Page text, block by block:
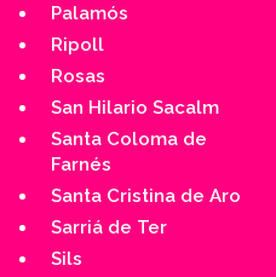
Palamós
Ripoll
Rosas
San Hilario Sacalm
Santa Coloma de
Farnés
Santa Cristina de Aro
Sarriá de Ter
Sils